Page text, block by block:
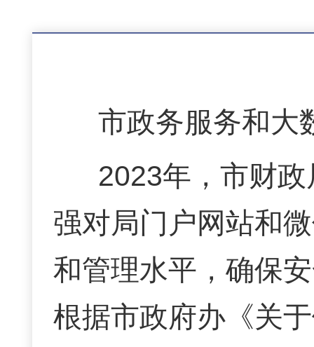
市政务服务和大
2023年，市财
强对局门户网站和
和管理水平，确保
根据市政府办《关